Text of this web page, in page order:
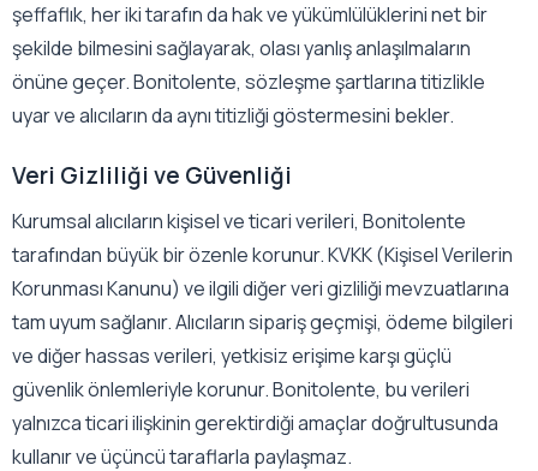
şeffaflık, her iki tarafın da hak ve yükümlülüklerini net bir
şekilde bilmesini sağlayarak, olası yanlış anlaşılmaların
önüne geçer. Bonitolente, sözleşme şartlarına titizlikle
uyar ve alıcıların da aynı titizliği göstermesini bekler.
Veri Gizliliği ve Güvenliği
Kurumsal alıcıların kişisel ve ticari verileri, Bonitolente
tarafından büyük bir özenle korunur. KVKK (Kişisel Verilerin
Korunması Kanunu) ve ilgili diğer veri gizliliği mevzuatlarına
tam uyum sağlanır. Alıcıların sipariş geçmişi, ödeme bilgileri
ve diğer hassas verileri, yetkisiz erişime karşı güçlü
güvenlik önlemleriyle korunur. Bonitolente, bu verileri
yalnızca ticari ilişkinin gerektirdiği amaçlar doğrultusunda
kullanır ve üçüncü taraflarla paylaşmaz.